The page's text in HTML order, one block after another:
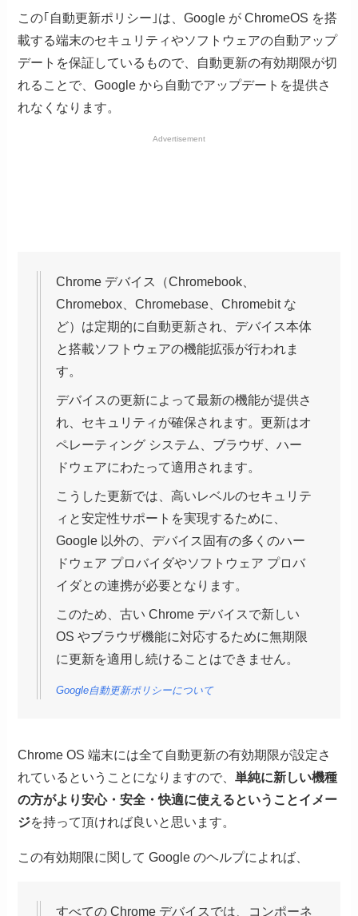
この｢自動更新ポリシー｣は、Google が ChromeOS を搭
載する端末のセキュリティやソフトウェアの自動アップ
デートを保証しているもので、自動更新の有効期限が切
れることで、Google から自動でアップデートを提供さ
れなくなります。
Advertisement
Chrome デバイス（Chromebook、
Chromebox、Chromebase、Chromebit な
ど）は定期的に自動更新され、デバイス本体
と搭載ソフトウェアの機能拡張が行われま
す。
デバイスの更新によって最新の機能が提供さ
れ、セキュリティが確保されます。更新はオ
ペレーティング システム、ブラウザ、ハー
ドウェアにわたって適用されます。
こうした更新では、高いレベルのセキュリテ
ィと安定性サポートを実現するために、
Google 以外の、デバイス固有の多くのハー
ドウェア プロバイダやソフトウェア プロバ
イダとの連携が必要となります。
このため、古い Chrome デバイスで新しい
OS やブラウザ機能に対応するために無期限
に更新を適用し続けることはできません。
Google自動更新ポリシーについて
Chrome OS 端末には全て自動更新の有効期限が設定さ
れているということになりますので、単純に新しい機種
の方がより安心・安全・快適に使えるということイメー
ジを持って頂ければ良いと思います。
この有効期限に関して Google のヘルプによれば、
すべての Chrome デバイスでは、コンポーネ